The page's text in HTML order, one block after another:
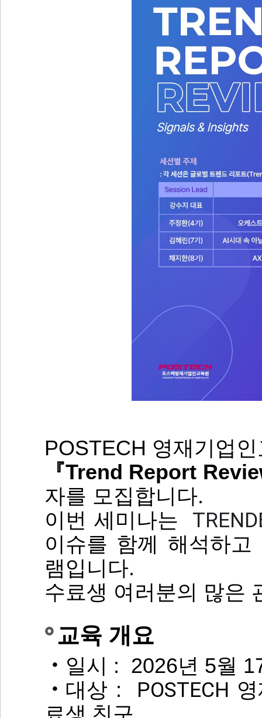
POSTECH 영재기업
『Trend Report
자를 모집합니다.
이번 세미나는
이슈를 함께 해석하
램입니다.
수료생 여러분의 많은
교육 개요
‧ 일시 : 2026년 5월
‧ 대상 :
POSTECH